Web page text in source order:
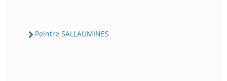
Peintre SALLAUMINES